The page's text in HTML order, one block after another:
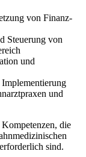
von Finanz-
Steuerung von
und
und
die
sind.